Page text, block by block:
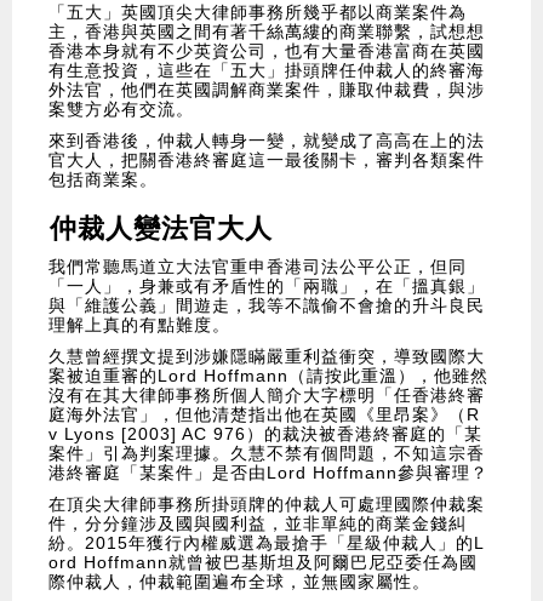
「五大」英國頂尖大律師事務所幾乎都以商業案件為
主，香港與英國之間有著千絲萬縷的商業聯繫，試想想
香港本身就有不少英資公司，也有大量香港富商在英國
有生意投資，這些在「五大」掛頭牌任仲裁人的終審海
外法官，他們在英國調解商業案件，賺取仲裁費，與涉
案雙方必有交流。
來到香港後，仲裁人轉身一變，就變成了高高在上的法
官大人，把關香港終審庭這一最後關卡，審判各類案件
包括商業案。
仲裁人變法官大人
我們常聽馬道立大法官重申香港司法公平公正，但同
「一人」，身兼或有矛盾性的「兩職」，在「搵真銀」
與「維護公義」間遊走，我等不識偷不會搶的升斗良民
理解上真的有點難度。
久慧曾經撰文提到涉嫌隱瞞嚴重利益衝突，導致國際大
案被迫重審的Lord Hoffmann（請按此重溫 ），他雖然
沒有在其大律師事務所個人簡介大字標明「任香港終審
庭海外法官」，但他清楚指出他在英國《里昂案》（R
v Lyons [2003] AC 976）的裁決被香港終審庭的「某
案件」引為判案理據。久慧不禁有個問題，不知這宗香
港終審庭「某案件」是否由Lord Hoffmann參與審理？
在頂尖大律師事務所掛頭牌的仲裁人可處理國際仲裁案
件，分分鐘涉及國與國利益，並非單純的商業金錢糾
紛。2015年獲行內權威選為最搶手「星級仲裁人」的L
ord Hoffmann就曾被巴基斯坦及阿爾巴尼亞委任為國
際仲裁人，仲裁範圍遍布全球，並無國家屬性。